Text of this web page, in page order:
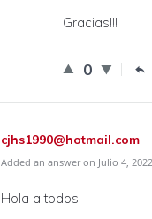
Gracias!!!
0
cjhs1990@hotmail.com
Added an answer on Julio 4,
Hola a todos,